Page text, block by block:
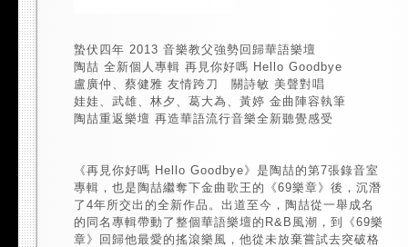
蟄伏四年 2013 音樂教父強勢回歸華語樂壇
陶喆 全新個人專輯 再見你好嗎 Hello Goodbye
盧廣仲、蔡健雅 友情跨刀 關詩敏 美聲對唱
娃娃、武雄、林夕、葛大為、黃婷 金曲陣容執筆
陶喆重返樂壇 再造華語流行音樂全新聽覺感受
《再見你好嗎 Hello Goodbye》是陶喆的第7張錄音室
專輯，也是陶喆繼奪下金曲歌王的《69樂章》後，沉潛
了4年所交出的全新作品。出道至今，陶喆從一舉成名
的同名專輯帶動了整個華語樂壇的R&B風潮，到《69樂
章》回歸他最愛的搖滾樂風，他從未放棄嘗試去突破格